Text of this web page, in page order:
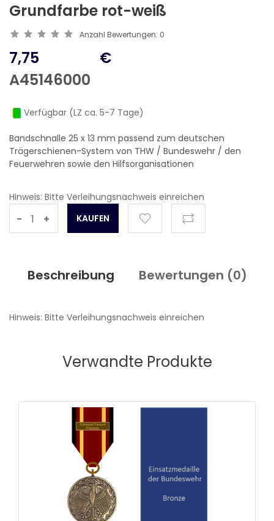
Grundfarbe rot-weiß
Anzahl Bewertungen: 0
7,75
A45146000
€
Verfügbar (LZ ca. 5-7 Tage)
Bandschnalle 25 x 13 mm passend zum deutschen
Trägerschienen-System von THW / Bundeswehr / den
Feuerwehren sowie den Hilfsorganisationen
Hinweis: Bitte Verleihungsnachweis einreichen
- +
Beschreibung Bewertungen (0)
Hinweis: Bitte Verleihungsnachweis einreichen
Verwandte Produkte